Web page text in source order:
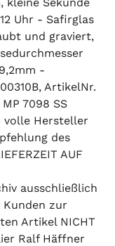
Uhr - Safirglas
und graviert,
-
ArtikelNr.
7098 SS
volle Hersteller
des
AUF
ausschließlich
zur
Artikel NICHT
Ralf Häffner